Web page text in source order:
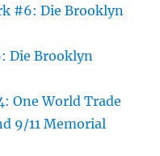
#6: Die Brooklyn
Die Brooklyn
One World Trade
9/11 Memorial